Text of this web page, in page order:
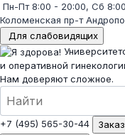
Пн-Пт 8:00 - 20:00, Сб
Коломенская пр-т
Для слабовидящих
и оперативной
Нам доверяют сложное.
+7 (495) 565-30-44